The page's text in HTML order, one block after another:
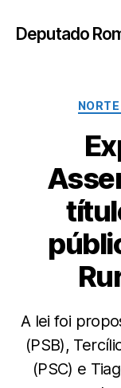
Deputado
A lei foi
(PSB),
(PSC) e